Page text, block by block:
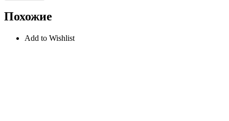
Похожие
Add to Wishlist